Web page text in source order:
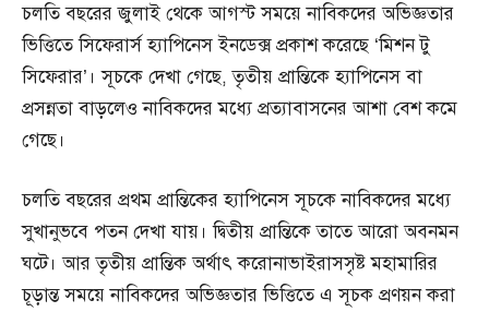
চলতি বছরের জুলাই থেকে আগস্ট সময়ে নাবিকদের অভিজ্ঞতার
ভিত্তিতে সিফেরার্স হ্যাপিনেস ইনডেক্স প্রকাশ করেছে ‘মিশন টু
সিফেরার’। সূচকে দেখা গেছে, তৃতীয় প্রান্তিকে হ্যাপিনেস বা
প্রসন্নতা বাড়লেও নাবিকদের মধ্যে প্রত্যাবাসনের আশা বেশ কমে
গেছে।
চলতি বছরের প্রথম প্রান্তিকের হ্যাপিনেস সূচকে নাবিকদের মধ্যে
সুখানুভবে পতন দেখা যায়। দ্বিতীয় প্রান্তিকে তাতে আরো অবনমন
ঘটে। আর তৃতীয় প্রান্তিক অর্থাৎ করোনাভাইরাসসৃষ্ট মহামারির
চূড়ান্ত সময়ে নাবিকদের অভিজ্ঞতার ভিত্তিতে এ সূচক প্রণয়ন করা